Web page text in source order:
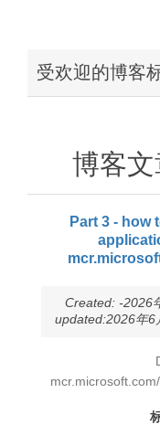
受欢迎的博客
博客
Part 3 - how
Created: -2026
updated:2026年6